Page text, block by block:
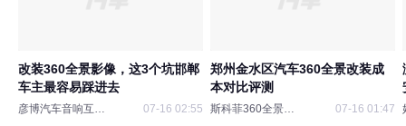
改装360全景影像，这3个坑邯郸
车主最容易踩进去
彦博汽车音响互联移动 07-16 02:55
郑州金水区汽车360全景改装成
本对比评测
斯科菲360全景工厂店 07-16 01:47